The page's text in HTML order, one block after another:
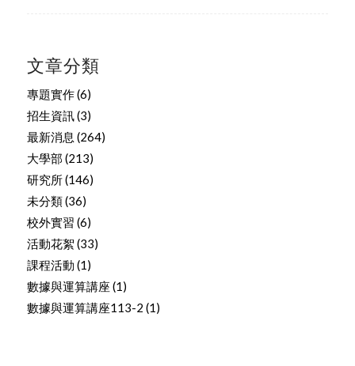
文章分類
專題實作(6)
招生資訊(3)
最新消息 (264)
大學部 (213)
研究所(146)
未分類(36)
校外實習 (6)
活動花絮 (33)
課程活動 (1)
數據與運算講座 (1)
數據與運算講座113-2 (1)